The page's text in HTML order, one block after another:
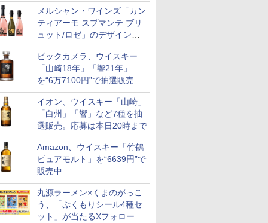
メルシャン・ワインズ「カン
ティアーモ スプマンテ ブリ
ュット/ロゼ」のデザインを
リニューアル。ハーフボトル
も登場
ビックカメラ、ウイスキー
「山崎18年」「響21年」
を“6万7100円”で抽選販売。
店頭で9日まで受付
イオン、ウイスキー「山崎」
「白州」「響」など7種を抽
選販売。応募は本日20時まで
Amazon、ウイスキー「竹鶴
ピュアモルト」を“6639円”で
販売中
丸源ラーメン×くまのがっこ
う、「ぷくもりシール4種セ
ット」が当たるXフォロー＆